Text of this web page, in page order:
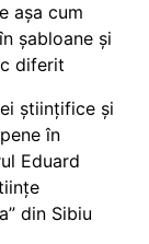
așa cum
șabloane și
diferit
științifice și
în
Eduard
din Sibiu